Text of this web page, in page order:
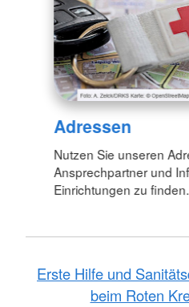
Adressen
Nutzen Sie unseren
Ansprechpartner und
Einrichtungen zu finden.
Erste Hilfe und
beim Roten